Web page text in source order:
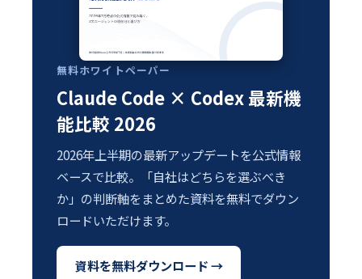
無料ホワイトペーパー
Claude Code × Codex 最新機
能比較 2026
2026年上半期の最新アップデートを公式情報
ベースで比較。「自社はどちらを選ぶべき
か」の判断軸をまとめた資料を無料でダウン
ロードいただけます。
資料を無料ダウンロード →